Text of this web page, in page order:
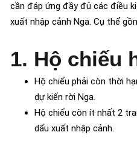
cần đáp ứng đầy đủ các điều
xuất nhập cảnh Nga. Cụ thể
1. Hộ chiếu
Hộ chiếu phải còn thời
dự kiến rời Nga.
Hộ chiếu còn ít nhất 2
dấu xuất nhập cảnh.